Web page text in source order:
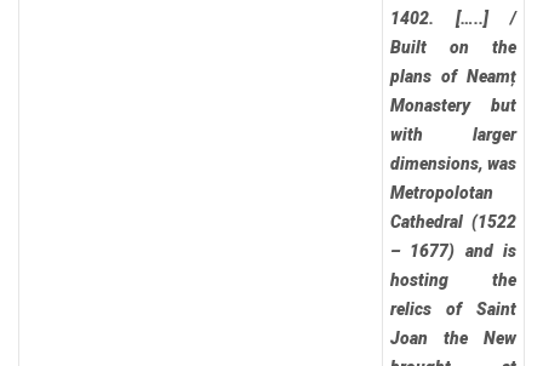
1402. […..] /
Built on the
plans of Neamț
Monastery but
with larger
dimensions, was
Metropolotan
Cathedral (1522
– 1677) and is
hosting the
relics of Saint
Joan the New